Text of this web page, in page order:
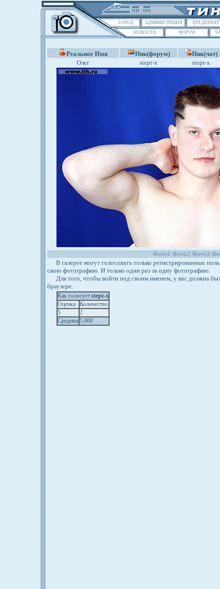
ГОРОД АДМИНИСТРАЦИЯ
НОВОСТИ
ФОРУМ
Реальное Имя Ник(форум)
Ник(чат)
Олег
stept-x stept-x
Фото1 Фото2 Фото3
В галерее могут голосовать только регистрированные
свою фотографию. И только один раз за одну фотографию.
Для того, чтобы войти под своим именем, у вас должна
браузере.
Как голосует stept-x
Оценка Количество
5
2
Средняя 5.000